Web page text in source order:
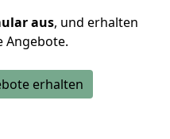
aus, und erhalten
Angebote.
erhalten